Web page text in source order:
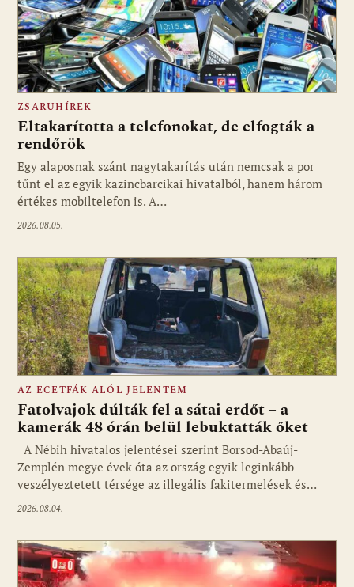
ZSARUHÍREK
Eltakarította a telefonokat, de elfogták a
rendőrök
Egy alaposnak szánt nagytakarítás után nemcsak a por
tűnt el az egyik kazincbarcikai hivatalból, hanem három
értékes mobiltelefon is. A…
2026.08.05.
AZ ECETFÁK ALÓL JELENTEM
Fatolvajok dúlták fel a sátai erdőt – a
kamerák 48 órán belül lebuktatták őket
A Nébih hivatalos jelentései szerint Borsod-Abaúj-
Zemplén megye évek óta az ország egyik leginkább
veszélyeztetett térsége az illegális fakitermelések és…
2026.08.04.